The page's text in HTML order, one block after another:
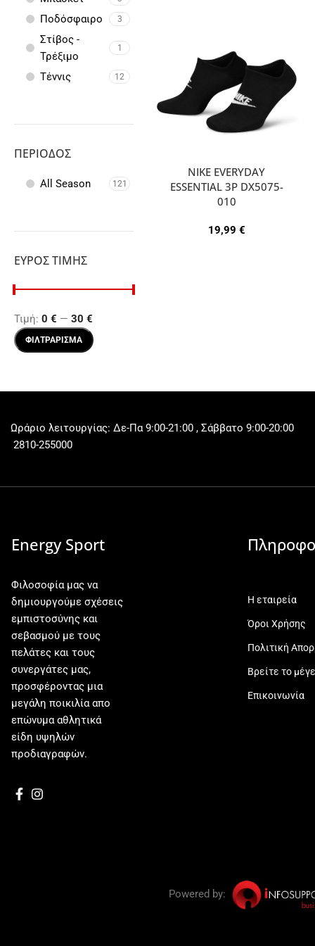
Ποδόσφαιρο 3
Στίβος -
Τρέξιμο
1
Τέννις 12
ΠΕΡΊΟΔΟΣ
All Season 121
ΕΎΡΟΣ ΤΙΜΉΣ
ΦΙΛΤΡΆΡΙΣΜΑ
Τιμή: 0 € — 30 €
NIKE EVERYDAY
ESSENTIAL 3P DX5075-
010
19,99 €
Ωράριο λειτουργίας: Δε-Πα 9:00-21:00 , Σάββατο 9:00-20:00
2810-255000
Energy Sport
Φιλοσοφία μας να
δημιουργούμε σχέσεις
εμπιστοσύνης και
σεβασμού με τους
πελάτες και τους
συνεργάτες μας,
προσφέροντας μια
μεγάλη ποικιλία απο
επώνυμα αθλητικά
είδη υψηλών
προδιαγραφών.
Η εταιρεία
Όροι Χρήσης
Πολιτική
Βρείτε το
Επικοινωνία
Powered by: